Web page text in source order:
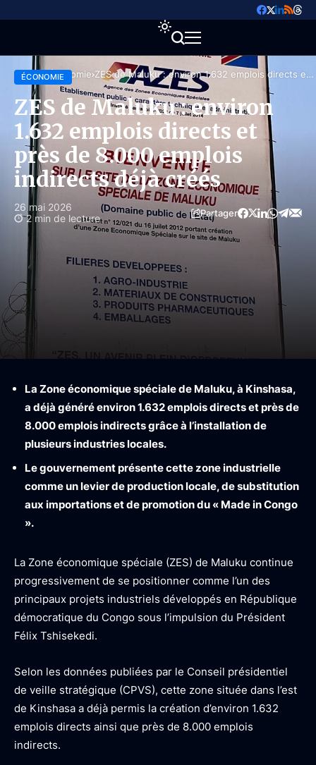
Accueil Économie ZES de Maluku : environ 1.632 emplois directs et
près de 8.000 emplois indirects déjà créés
ÉCONOMIE
ZES de Maluku : environ
1.632 emplois directs et
près de 8.000 emplois
indirects déjà créés
26 mai 2026
2 min de lecture
Partager
La Zone économique spéciale de Maluku, à Kinshasa,
a déjà généré environ 1.632 emplois directs et près de
8.000 emplois indirects grâce à l’installation de
plusieurs industries locales.
Le gouvernement présente cette zone industrielle
comme un levier de production locale, de substitution
aux importations et de promotion du « Made in Congo
».
La Zone économique spéciale (ZES) de Maluku continue
progressivement de se positionner comme l’un des
principaux projets industriels développés en République
démocratique du Congo sous l’impulsion du Président
Félix Tshisekedi.
Selon les données publiées par le Conseil présidentiel
de veille stratégique (CPVS), cette zone située dans l’est
de Kinshasa a déjà permis la création d’environ 1.632
emplois directs ainsi que près de 8.000 emplois
indirects.